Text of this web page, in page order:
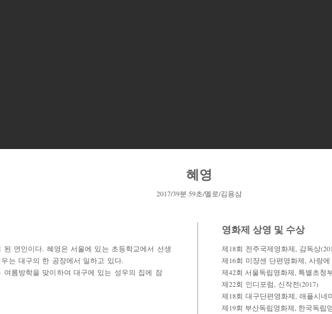
​혜영
2017/39분 59초/멜로/김용삼
된 연인이다. 혜영은 서울에 있는 초등학교에서 선생
는 대구의 한 공장에서 일하고 있다.
여름방학을 맞이하여 대구에 있는 성우의 집에 잠
영화제 상영 및 수상
제18회 전주국제영화제, 감독상
제16회 미쟝센 단편영화제, 사랑
제42회 서울독립영화제, 특별초청
제22회 인디포럼, 신작전(2017)
제18회 대구단편영화제, 애플시네
제19회 부산독립영화제, 한국독립